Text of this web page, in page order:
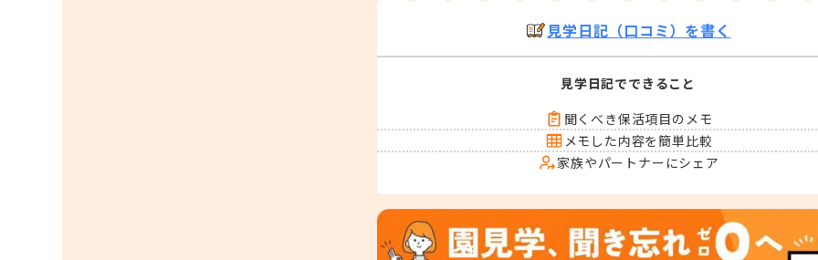
見学日記（口コミ）を書く
見学日記でできること
聞くべき保活項目のメモ
メモした内容を簡単比較
家族やパートナーにシェア